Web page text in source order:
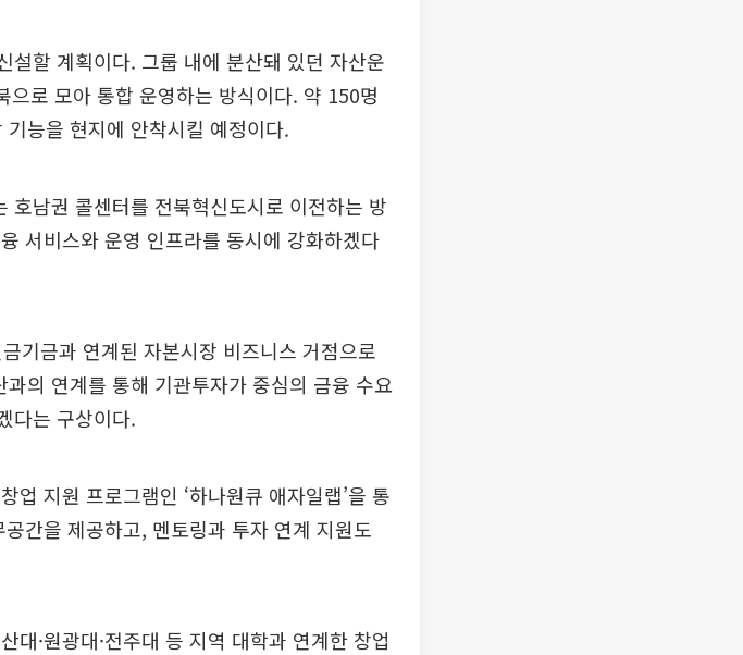
설할 계획이다. 그룹 내에 분산돼 있던 자산운
로 모아 통합 운영하는 방식이다. 약 150명
능을 현지에 안착시킬 예정이다.
남권 콜센터를 전북혁신도시로 이전하는 방
서비스와 운영 인프라를 동시에 강화하겠다
기금과 연계된 자본시장 비즈니스 거점으로
의 연계를 통해 기관투자가 중심의 금융 수요
다는 구상이다.
지원 프로그램인 ‘하나원큐 애자일랩’을 통
간을 제공하고, 멘토링과 투자 연계 지원도
대·원광대·전주대 등 지역 대학과 연계한 창업